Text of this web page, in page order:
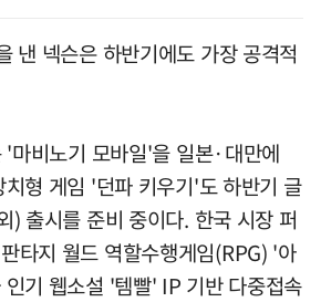
낸 넥슨은 하반기에도 가장 공격적
마비노기 모바일'을 일본·대만에
형 게임 '던파 키우기'도 하반기 글
) 출시를 준비 중이다. 한국 시장 퍼
타지 월드 역할수행게임(RPG) '아
기 웹소설 '템빨' IP 기반 다중접속